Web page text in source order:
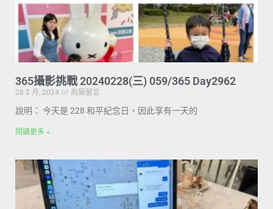
365攝影挑戰 20240228(三) 059/365 Day2962
28 2 月, 2024
尚無留言
說明： 今天是 228 和平紀念日，因此享有一天的
閱讀更多 »